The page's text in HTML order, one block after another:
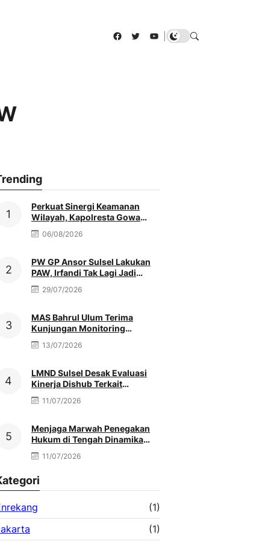
Facebook
TwitterYouTube
Perkuat Sinergi Keamanan
Wilayah, Kapolresta Gowa
Baru Silaturahmi Ke Kediaman
Ketua PCNU
06/08/2026
PW GP Ansor Sulsel Lakukan
PAW, Irfandi Tak Lagi Jadi
Pengurus
29/07/2026
MAS Bahrul Ulum Terima
Kunjungan Monitoring
MATAMUDA Ketua Pokjawas
Madrasah Nasional
13/07/2026
LMND Sulsel Desak Evaluasi
Kinerja Dishub Terkait
Kemacetan Akibat Truk Berat &
Antrean Solar
11/07/2026
Menjaga Marwah Penegakan
Hukum di Tengah Dinamika
Antar Aparat Penegak Hukum,
Oleh: Muh. Afriansyah
11/07/2026
(1)
(1)